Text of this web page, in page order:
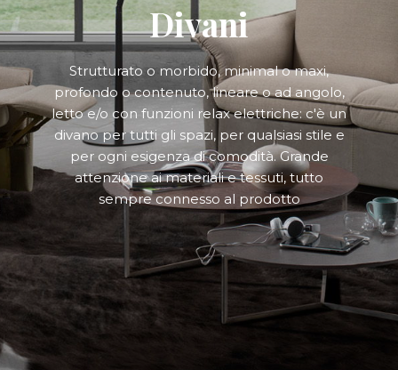
Divani
Strutturato o morbido, minimal o maxi,
profondo o contenuto, lineare o ad angolo,
letto e/o con funzioni relax elettriche: c'è un
divano per tutti gli spazi, per qualsiasi stile e
per ogni esigenza di comodità. Grande
attenzione ai materiali e tessuti, tutto
sempre connesso al prodotto